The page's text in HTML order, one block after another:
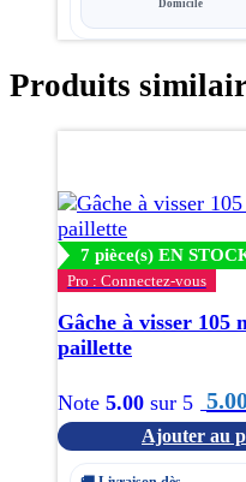
Domicile
Produits
7 pièce(s) EN
Pro : Connectez-vous
Gâche à visser
paillette
Note 5.00 sur 5
Ajouter au